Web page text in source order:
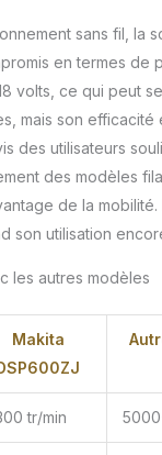
sans fil, la
en termes de
volts, ce qui peut
mais son
des utilisateurs
des modèles
de la
son utilisation
les autres modèles
Makita
tr/min